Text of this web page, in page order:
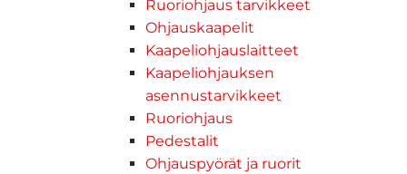
Ruoriohjaus tarvikkeet
Ohjauskaapelit
Kaapeliohjauslaitteet
Kaapeliohjauksen
asennustarvikkeet
Ruoriohjaus
Pedestalit
Ohjauspyörät ja ruorit